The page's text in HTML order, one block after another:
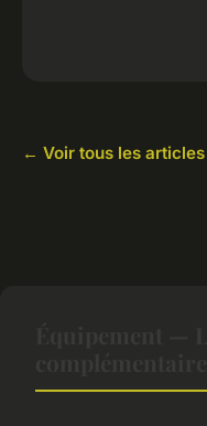
← Voir tous les